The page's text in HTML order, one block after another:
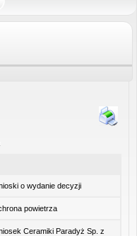
o wydanie decyzji
powietrza
Ceramiki Paradyż Sp. z